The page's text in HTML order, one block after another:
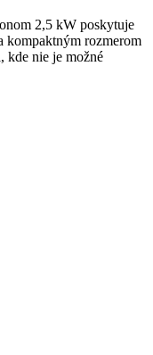
2,5 kW poskytuje
kompaktným rozmerom
kde nie je možné